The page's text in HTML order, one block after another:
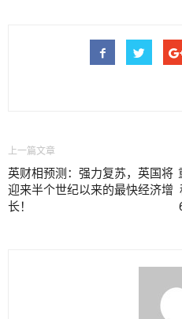
上一篇文章
英财相预测：强力复苏，英国将
迎来半个世纪以来的最快经济增
长！